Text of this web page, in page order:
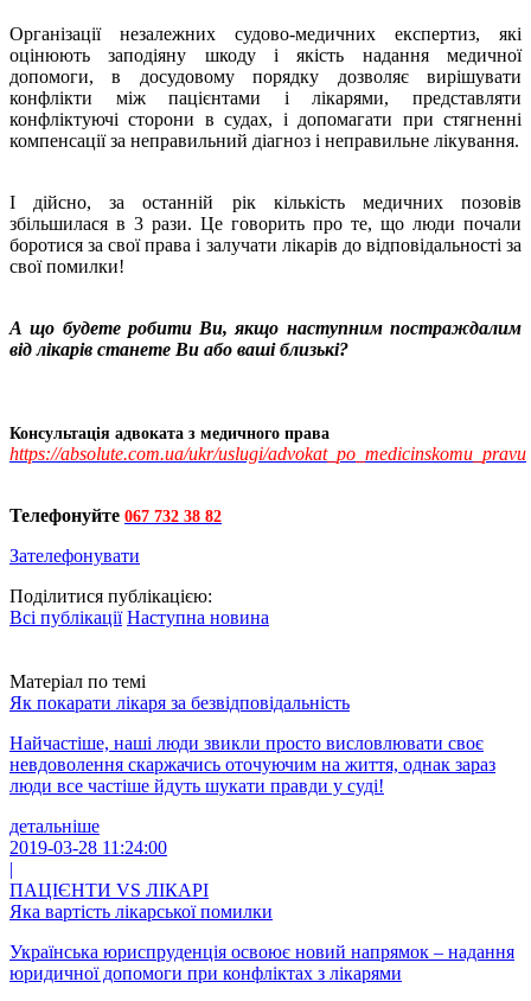
Організації незалежних судово-медичних експертиз, які
оцінюють заподіяну шкоду і якість надання медичної
допомоги, в досудовому порядку дозволяє вирішувати
конфлікти між пацієнтами і лікарями, представляти
конфліктуючі сторони в судах, і допомагати при стягненні
компенсації за неправильний діагноз і неправильне лікування.
І дійсно, за останній рік кількість медичних позовів
збільшилася в 3 рази. Це говорить про те, що люди почали
боротися за свої права і залучати лікарів до відповідальності за
свої помилки!
А що будете робити Ви, якщо наступним постраждалим
від лікарів станете Ви або ваші близькі?
Консультація адвоката з медичного права
https://absolute.com.ua/ukr/uslugi/advokat_po_medicinskomu_pravu
Телефонуйте 067 732 38 82
Зателефонувати
Поділитися публікацією:
Всі публікації Наступна новина
Матеріал по темі
Як покарати лікаря за безвідповідальність
Найчастіше, наші люди звикли просто висловлювати своє
невдоволення скаржачись оточуючим на життя, однак зараз
люди все частіше йдуть шукати правди у суді!
детальніше
2019-03-28 11:24:00
|
ПАЦІЄНТИ VS ЛІКАРІ
Яка вартість лікарської помилки
Українська юриспруденція освоює новий напрямок – надання
юридичної допомоги при конфліктах з лікарями